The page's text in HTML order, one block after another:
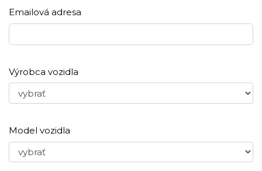
Emailová adresa
Výrobca vozidla
Model vozidla